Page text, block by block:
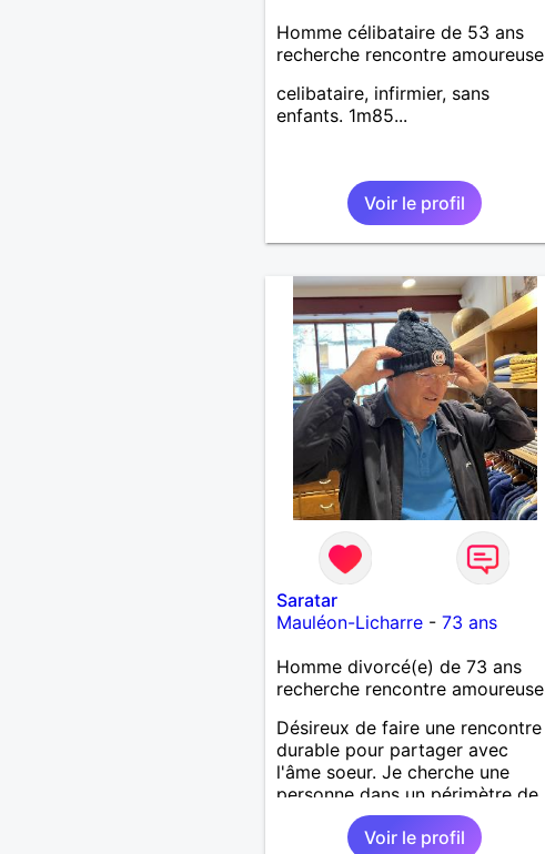
Homme célibataire de 53 ans
recherche rencontre amoureuse
celibataire, infirmier, sans
enfants. 1m85...
Voir le profil
Saratar
Mauléon-Licharre- 73 ans
Homme divorcé(e) de 73 ans
recherche rencontre amoureuse
Désireux de faire une rencontre
durable pour partager avec
l'âme soeur. Je cherche une
personne dans un périmètre de
120 kms, merci de respecter ce
Voir le profil